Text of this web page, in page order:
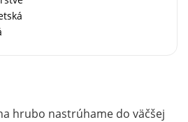
hrubo nastrúhame do väčšej